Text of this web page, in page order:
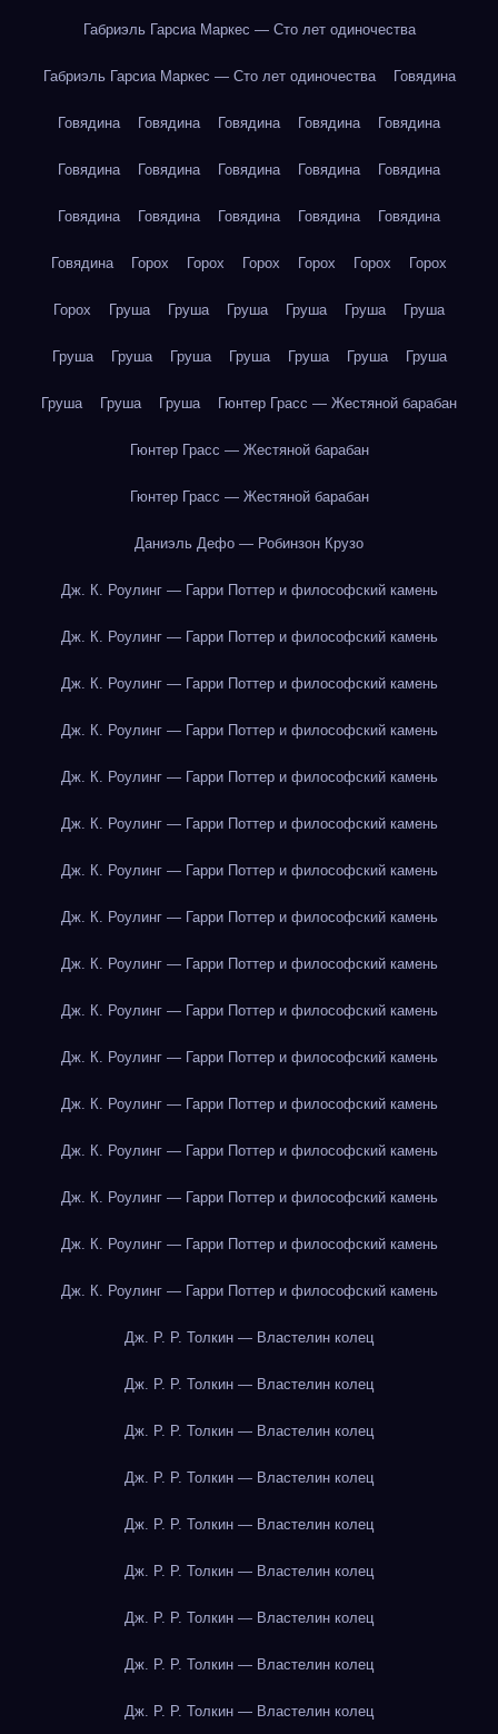
Габриэль Гарсиа Маркес — Сто лет одиночества
Габриэль Гарсиа Маркес — Сто лет одиночества Говядина
Говядина Говядина Говядина Говядина Говядина
Говядина Говядина Говядина Говядина Говядина
Говядина Говядина Говядина Говядина Говядина
Говядина Горох Горох Горох Горох Горох Горох
Горох Груша Груша Груша Груша Груша Груша
Груша Груша Груша Груша Груша Груша Груша
Груша Груша Груша Гюнтер Грасс — Жестяной барабан
Гюнтер Грасс — Жестяной барабан
Гюнтер Грасс — Жестяной барабан
Даниэль Дефо — Робинзон Крузо
Дж. К. Роулинг — Гарри Поттер и философский камень
Дж. К. Роулинг — Гарри Поттер и философский камень
Дж. К. Роулинг — Гарри Поттер и философский камень
Дж. К. Роулинг — Гарри Поттер и философский камень
Дж. К. Роулинг — Гарри Поттер и философский камень
Дж. К. Роулинг — Гарри Поттер и философский камень
Дж. К. Роулинг — Гарри Поттер и философский камень
Дж. К. Роулинг — Гарри Поттер и философский камень
Дж. К. Роулинг — Гарри Поттер и философский камень
Дж. К. Роулинг — Гарри Поттер и философский камень
Дж. К. Роулинг — Гарри Поттер и философский камень
Дж. К. Роулинг — Гарри Поттер и философский камень
Дж. К. Роулинг — Гарри Поттер и философский камень
Дж. К. Роулинг — Гарри Поттер и философский камень
Дж. К. Роулинг — Гарри Поттер и философский камень
Дж. К. Роулинг — Гарри Поттер и философский камень
Дж. Р. Р. Толкин — Властелин колец
Дж. Р. Р. Толкин — Властелин колец
Дж. Р. Р. Толкин — Властелин колец
Дж. Р. Р. Толкин — Властелин колец
Дж. Р. Р. Толкин — Властелин колец
Дж. Р. Р. Толкин — Властелин колец
Дж. Р. Р. Толкин — Властелин колец
Дж. Р. Р. Толкин — Властелин колец
Дж. Р. Р. Толкин — Властелин колец